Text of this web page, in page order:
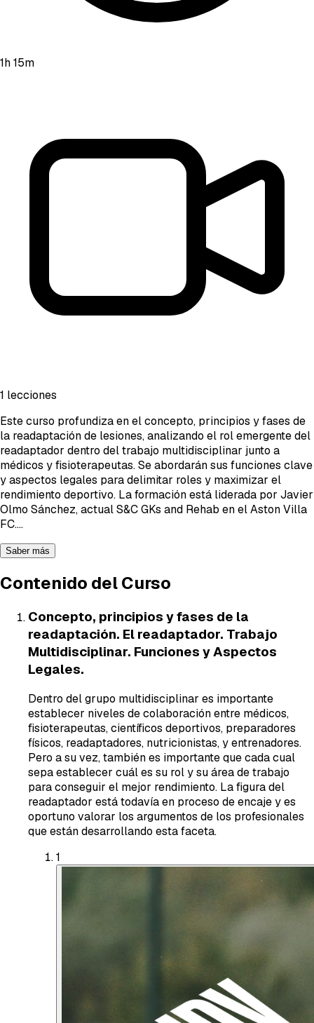
1h 15m
1 lecciones
Este curso profundiza en el concepto, principios y fases de
la readaptación de lesiones, analizando el rol emergente del
readaptador dentro del trabajo multidisciplinar junto a
médicos y fisioterapeutas. Se abordarán sus funciones clave
y aspectos legales para delimitar roles y maximizar el
rendimiento deportivo. La formación está liderada por Javier
Olmo Sánchez, actual S&C GKs and Rehab en el Aston Villa
FC....
Saber más
Contenido del Curso
Concepto, principios y fases de la
readaptación. El readaptador. Trabajo
Multidisciplinar. Funciones y Aspectos
Legales.
Dentro del grupo multidisciplinar es importante
establecer niveles de colaboración entre médicos,
fisioterapeutas, científicos deportivos, preparadores
físicos, readaptadores, nutricionistas, y entrenadores.
Pero a su vez, también es importante que cada cual
sepa establecer cuál es su rol y su área de trabajo
para conseguir el mejor rendimiento. La figura del
readaptador está todavía en proceso de encaje y es
oportuno valorar los argumentos de los profesionales
que están desarrollando esta faceta.
1